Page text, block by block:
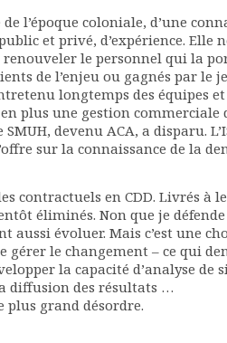
l’époque coloniale, d’une
et privé, d’expérience. Elle
le personnel qui la
de l’enjeu ou gagnés par le
longtemps des équipes
plus une gestion
devenu ACA, a disparu.
sur la connaissance de la
contractuels en CDD. Livrés
éliminés. Non que je
évoluer. Mais c’est une
gérer le changement – ce qui
la capacité d’analyse de
diffusion des résultats …
plus grand désordre.